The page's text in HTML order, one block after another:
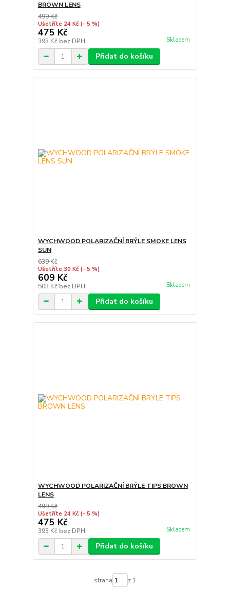
BROWN LENS
499 Kč
Ušetříte 24 Kč (- 5 %)
475 Kč
393 Kč bez DPH Skladem
Přidat do košíku
WYCHWOOD POLARIZAČNÍ BRÝLE SMOKE LENS
SUN
639 Kč
Ušetříte 30 Kč (- 5 %)
609 Kč
503 Kč bez DPH Skladem
Přidat do košíku
WYCHWOOD POLARIZAČNÍ BRÝLE TIPS BROWN
LENS
499 Kč
Ušetříte 24 Kč (- 5 %)
475 Kč
393 Kč bez DPH Skladem
Přidat do košíku
strana z 1